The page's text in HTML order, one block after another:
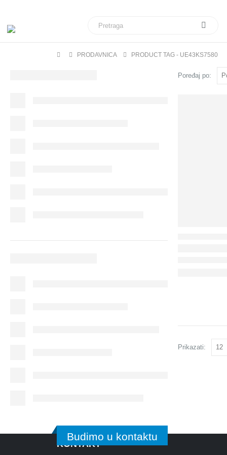
PRODAVNICA PRODUCT TAG - UE43KS7580
Poređaj po:
Prikazati:
Budimo u kontaktu
KONTAKT